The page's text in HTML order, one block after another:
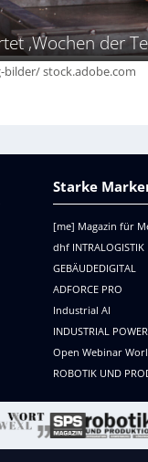
‚Wochen der
stock.adobe.com
Starke
[me] Magazin für
dhf INTRALOGISTIK
GEBÄUDEDIGITAL
ADFORCE PRO
Industrial AI
INDUSTRIAL POWER
Open Webinar
ROBOTIK UND